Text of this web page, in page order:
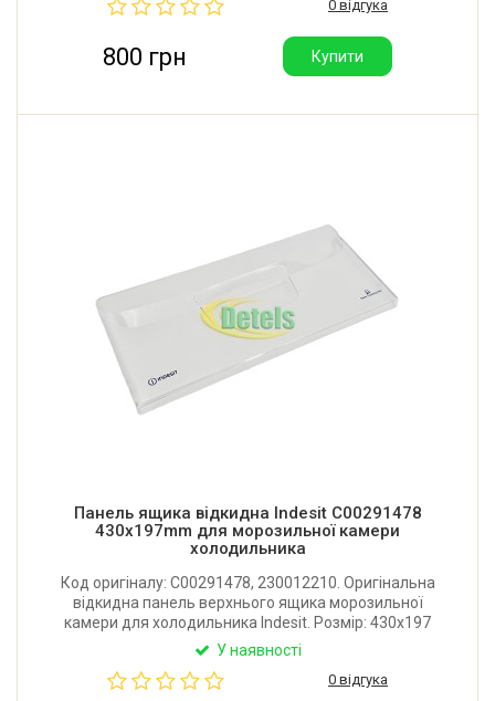
0 відгука
800 грн Купити
Панель ящика відкидна Indesit C00291478
430x197mm для морозильної камери
холодильника
Код оригіналу: C00291478, 230012210. Оригінальна
відкидна панель верхнього ящика морозильної
камери для холодильника Indesit. Розмір: 430x197
мм. Виробник: Італія.
У наявності
0 відгука